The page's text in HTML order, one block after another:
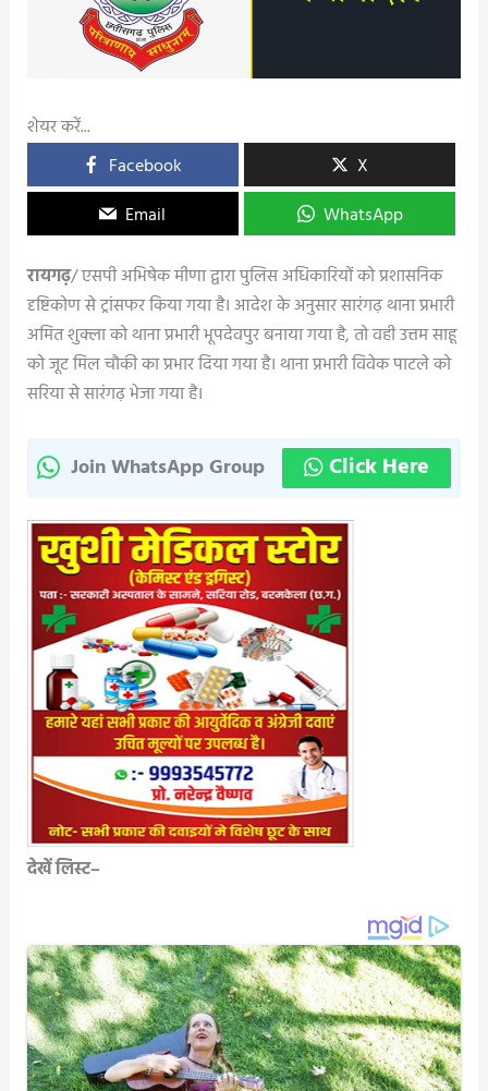
शेयर करें...
Facebook
X
Email
WhatsApp
रायगढ़/ एसपी अभिषेक मीणा द्वारा पुलिस अधिकारियों को प्रशासनिक
दृष्टिकोण से ट्रांसफर किया गया है। आदेश के अनुसार सारंगढ़ थाना प्रभारी
अमित शुक्ला को थाना प्रभारी भूपदेवपुर बनाया गया है, तो वही उत्तम साहू
को जूट मिल चौकी का प्रभार दिया गया है। थाना प्रभारी विवेक पाटले को
सरिया से सारंगढ़ भेजा गया है।
Join WhatsApp Group Click Here
देखें लिस्ट–